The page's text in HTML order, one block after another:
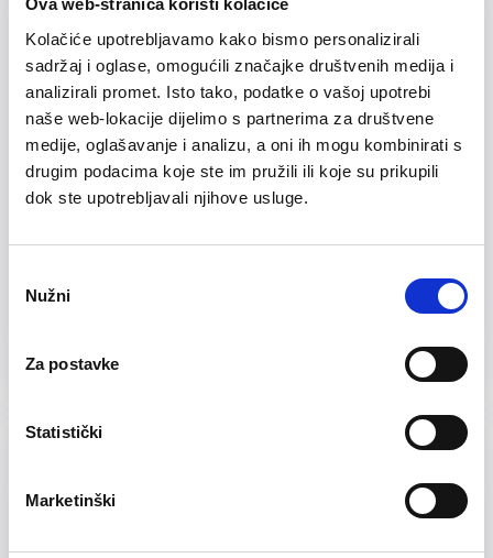
Ova web-stranica koristi kolačiće
Kolačiće upotrebljavamo kako bismo personalizirali
sadržaj i oglase, omogućili značajke društvenih medija i
analizirali promet. Isto tako, podatke o vašoj upotrebi
naše web-lokacije dijelimo s partnerima za društvene
medije, oglašavanje i analizu, a oni ih mogu kombinirati s
drugim podacima koje ste im pružili ili koje su prikupili
dok ste upotrebljavali njihove usluge.
pristanka
Nužni
Za postavke
Statistički
Marketinški
Obavijest potrošačima vode u